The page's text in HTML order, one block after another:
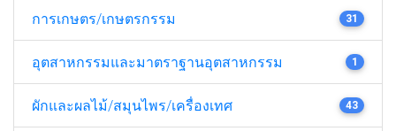
การเกษตร/เกษตรกรรม 31
อุตสาหกรรมและมาตราฐานอุตสาหกรรม 1
ผักและผลไม้/สมุนไพร/เครื่องเทศ 43